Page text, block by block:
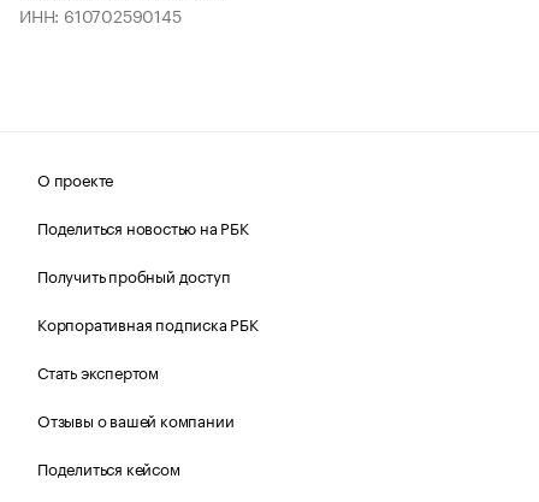
ИНН: 610702590145
О проекте
Поделиться новостью на РБК
Получить пробный доступ
Корпоративная подписка РБК
Стать экспертом
Отзывы о вашей компании
Поделиться кейсом